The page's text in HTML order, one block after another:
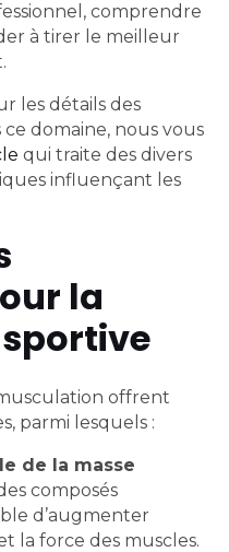
comprendre
à tirer le meilleur
les détails des
domaine, nous vous
qui traite des divers
influençant les
la
offrent
parmi lesquels :
de la masse
composés
d’augmenter
la force des muscles.